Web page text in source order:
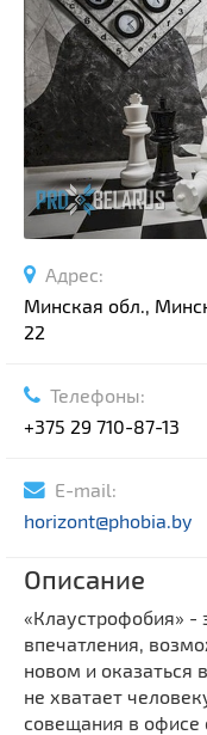
Адрес:
Минская обл.,
22
Телефоны:
+375 29 710-87-13
E-mail:
horizont@phobia.by
Описание
«Клаустрофобия» -
впечатления,
новом и оказаться
не хватает
совещания в офисе